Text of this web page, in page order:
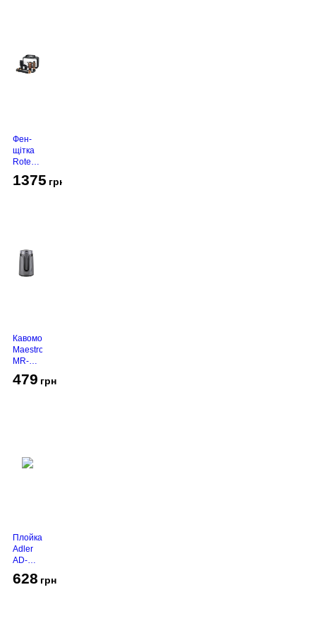
Фен-
щітка
Rotex
490-T
1375 грн
Кавомолка
Maestro
MR-
Grey
479 грн
Плойка
Adler
AD-
628 грн